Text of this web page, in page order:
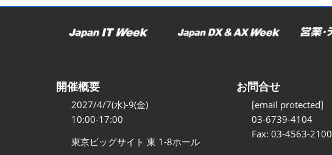
開催概要
2027/4/7(水)-9(金)
10:00-17:00
東京ビッグサイト 東 1-8ホール
お問合せ
[email protected]
03-6739-4104
Fax: 03-4563-2100